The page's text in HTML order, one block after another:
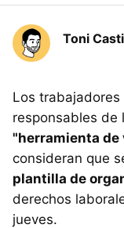
Toni
Los trabajadores
responsables de
"herramienta
consideran que
plantilla de
derechos
jueves.